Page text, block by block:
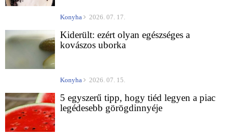
Konyha 2026. 07. 17.
Kiderült: ezért olyan egészséges a
kovászos uborka
Konyha 2026. 07. 15.
5 egyszerű tipp, hogy tiéd legyen a piac
legédesebb görögdinnyéje